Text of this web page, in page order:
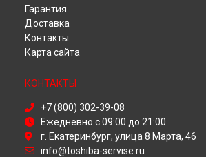
Ремонт телевизора 55LF711U20 Toshiba в
Ремонт телевизора 55LF711U20 Toshiba в
Ремонт телевизора 55LF711U20 Toshiba в
Ремонт телевизора 55LF711U20 Toshiba в
Ремонт телевизора 55LF711U20 Toshiba в
Петербурге
Гарантия
Доставка
Контакты
Карта сайта
КОНТАКТЫ
+7 (800) 302-39-08
Ежедневно с 09:00 до 21:00
г. Екатеринбург, улица 8 Марта, 46
info@toshiba-servise.ru